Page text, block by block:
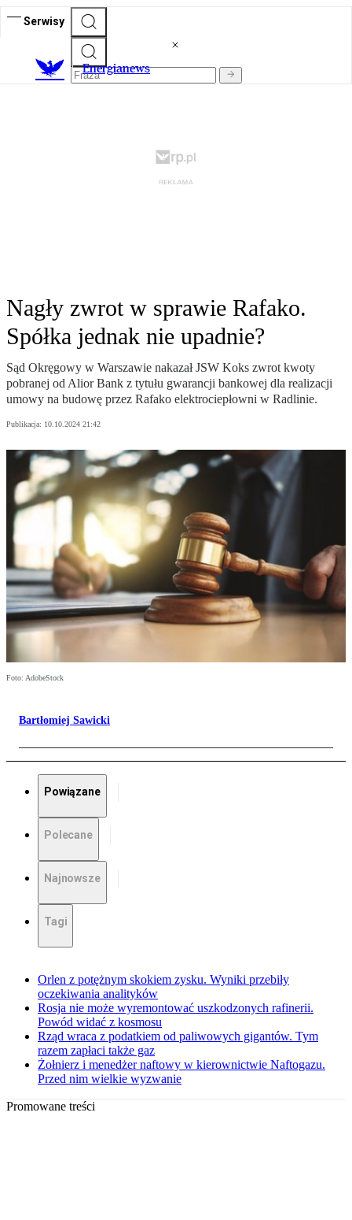
Serwisy
Energianews
Nagły zwrot w sprawie Rafako.
Spółka jednak nie upadnie?
Sąd Okręgowy w Warszawie nakazał JSW Koks zwrot kwoty
pobranej od Alior Bank z tytułu gwarancji bankowej dla realizacji
umowy na budowę przez Rafako elektrociepłowni w Radlinie.
Publikacja: 10.10.2024 21:42
Foto: AdobeStock
Bartłomiej Sawicki
Powiązane
Polecane
Najnowsze
Tagi
Orlen z potężnym skokiem zysku. Wyniki przebiły
oczekiwania analityków
Rosja nie może wyremontować uszkodzonych rafinerii.
Powód widać z kosmosu
Rząd wraca z podatkiem od paliwowych gigantów. Tym
razem zapłaci także gaz
Żołnierz i menedżer naftowy w kierownictwie Naftogazu.
Przed nim wielkie wyzwanie
Promowane treści